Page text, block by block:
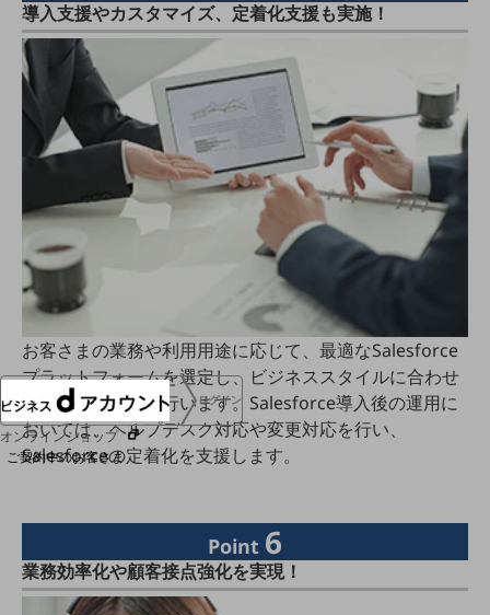
基礎的電気通信役務損益明細表
採用情報
採用情報TOP
新卒採用
経験者採用
人材育成制度
広告・協賛
広告
協賛
NTTドコモグループ
ログイン
オンラインショップ
ご契約中のお客さま
導入支援やカスタマイズ、定着化支援も実施！
お客さまの業務や利用用途に応じて、最適なSalesforce
プラットフォームを選定し、ビジネススタイルに合わせ
たカスタマイズを行います。Salesforce導入後の運用に
おいては、ヘルプデスク対応や変更対応を行い、
Salesforceの定着化を支援します。
Point 6
業務効率化や顧客接点強化を実現！